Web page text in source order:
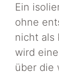
Ein
ohne
nicht als
wird
über die